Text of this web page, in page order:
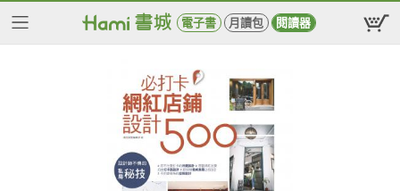
電子書 月讀包 閱讀器